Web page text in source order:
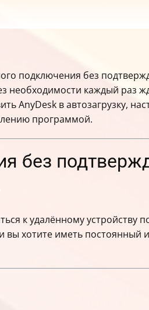
подключения без
необходимости каждый раз
AnyDesk в автозагрузку,
программой.
без
к удалённому устройству
хотите иметь постоянный